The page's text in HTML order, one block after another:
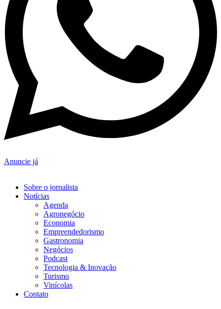
Anuncie já
Sobre o jornalista
Notícias
Agenda
Agronegócio
Economia
Empreendedorismo
Gastronomia
Negócios
Podcast
Tecnologia & Inovação
Turismo
Vinícolas
Contato